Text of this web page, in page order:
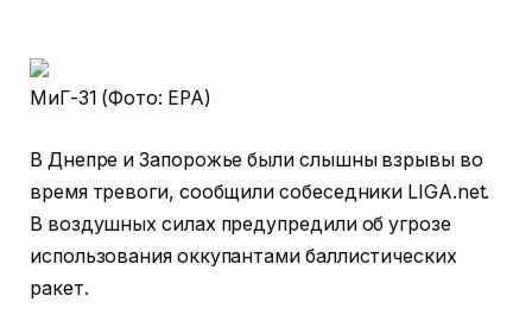
МиГ-31 (Фото: EPA)
В Днепре и Запорожье были слышны взрывы во
время тревоги, сообщили собеседники LIGA.net.
В воздушных силах предупредили об угрозе
использования оккупантами баллистических
ракет.